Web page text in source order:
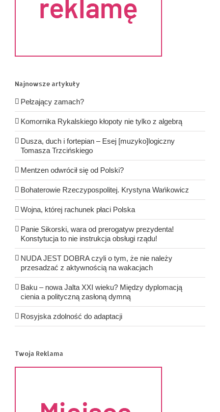
Najnowsze artykuły
Pełzający zamach?
Komornika Rykalskiego kłopoty nie tylko z algebrą
Dusza, duch i fortepian – Esej [muzyko]logiczny
Tomasza Trzcińskiego
Mentzen odwrócił się od Polski?
Bohaterowie Rzeczypospolitej. Krystyna Wańkowicz
Wojna, której rachunek płaci Polska
Panie Sikorski, wara od prerogatyw prezydenta!
Konstytucja to nie instrukcja obsługi rządu!
NUDA JEST DOBRA czyli o tym, że nie należy
przesadzać z aktywnością na wakacjach
Baku – nowa Jalta XXI wieku? Między dyplomacją
cienia a polityczną zasłoną dymną
Rosyjska zdolność do adaptacji
Twoja Reklama